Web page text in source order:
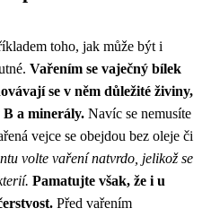
toho, jak může být i
Vařením se vaječný bílek
se v něm důležité živiny,
a minerály. Navíc se nemusíte
vejce se obejdou bez oleje či
volte vaření natvrdo, jelikož se
Pamatujte však, že i u
Před vařením